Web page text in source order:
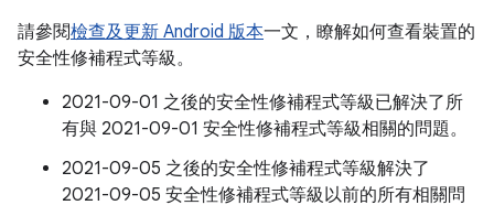
請參閱檢查及更新 Android 版本一文，瞭解如何查看裝置的
安全性修補程式等級。
2021-09-01 之後的安全性修補程式等級已解決了所
有與 2021-09-01 安全性修補程式等級相關的問題。
2021-09-05 之後的安全性修補程式等級解決了
2021-09-05 安全性修補程式等級以前的所有相關問